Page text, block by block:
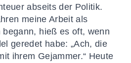
abseits der Politik.
meine Arbeit als
hieß es oft, wenn
geredet habe: „Ach, die
ihrem Gejammer.“ Heute